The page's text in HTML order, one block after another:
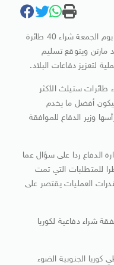
قرر القادة العسكريون في كوريا الجنوبية يوم الجمعة شراء 40 طائرة
مارتن ويتوقع تسليم
طائرات ستيلث الأكثر
سيكون أفضل ما يخدم
وزير الدفاع للموافقة
الدفاع ردا على سؤال عما
الجيش سيختار طائرات اف-35 نظرا للمتطلبات التي تمت
العمليات يقتصر على
شراء دفاعية لكوريا
كوريا الجنوبية الضوء